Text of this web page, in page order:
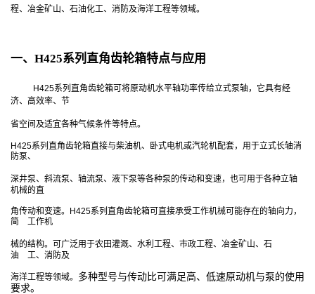
程、冶金矿山、石油化工、消防及海洋工程等领域。
一、 H425系列直角齿轮箱特点与应用
H425系列直角齿轮箱可将原动机水平轴功率传给立式泵轴，它具有经
济、高效率、节
省空间及适宜各种气候条件等特点。
H425系列直角齿轮箱直接与柴油机、卧式电机或汽轮机配套，用于立式长轴消
防泵、
深井泵、斜流泵、轴流泵、液下泵等各种泵的传动和变速，也可用于各种立轴
机械的直
角传动和变速。 H425系列直角齿轮箱可直接承受工作机械可能存在的轴向力，
简
工作机
械的结构。可广泛用于农田灌溉、水利工程、市政工程、冶金矿山、石
油
工、消防及
海洋工程等领域。 多种型号与传动比可满足高、低速原动机与泵的使用
要求。